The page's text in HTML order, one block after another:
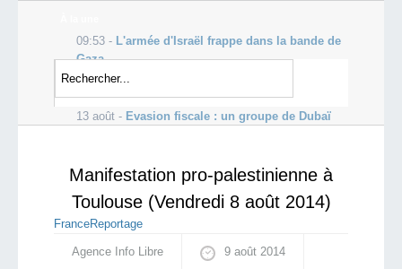
nos productions
les vidéos incontournables
09:53 - L'armée d'Israël frappe dans la bande de
Gaza
08:27 -France: croissance toujours nulle au 2e
trimestre 2014 pour le PIB
13 août - Evasion fiscale : un groupe de Dubaï
Manifestation pro-palestinienne à
Toulouse (Vendredi 8 août 2014)
FranceReportage
Agence Info Libre 9 août 2014